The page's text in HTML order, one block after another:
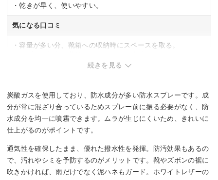
・乾きが早く、使いやすい。
気になる口コミ
・容量が多い分、靴箱への収納時にスペースを取る。
続きを見る
炭酸ガスを使用しており、防水成分が多い防水スプレーです。成
分が常に混ざり合っているためスプレー前に振る必要がなく、防
水成分を均一に噴霧できます。ムラが生じにくいため、きれいに
仕上がるのがポイントです。
通気性を確保したまま、優れた撥水性を発揮。防汚効果もあるの
で、汚れやシミを予防するのがメリットです。靴やズボンの裾に
吹きかければ、雨だけでなく泥ハネもガード。ホワイトレザーの